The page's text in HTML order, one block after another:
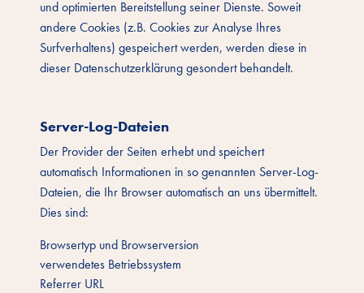
und optimierten Bereitstellung seiner Dienste. Soweit
andere Cookies (z.B. Cookies zur Analyse Ihres
Surfverhaltens) gespeichert werden, werden diese in
dieser Datenschutzerklärung gesondert behandelt.
Server-Log-Dateien
Der Provider der Seiten erhebt und speichert
automatisch Informationen in so genannten Server-Log-
Dateien, die Ihr Browser automatisch an uns übermittelt.
Dies sind:
Browsertyp und Browserversion
verwendetes Betriebssystem
Referrer URL